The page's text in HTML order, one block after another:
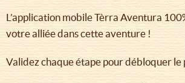
L’application mobile Tèrra Aventura
votre alliée dans cette aventure !
Validez chaque étape pour débloquer le